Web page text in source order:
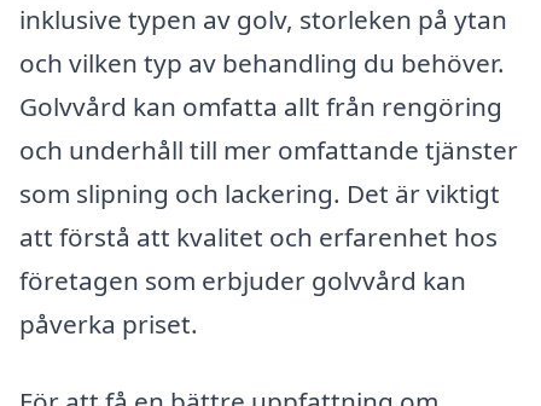
inklusive typen av golv, storleken på ytan
och vilken typ av behandling du behöver.
Golvvård kan omfatta allt från rengöring
och underhåll till mer omfattande tjänster
som slipning och lackering. Det är viktigt
att förstå att kvalitet och erfarenhet hos
företagen som erbjuder golvvård kan
påverka priset.